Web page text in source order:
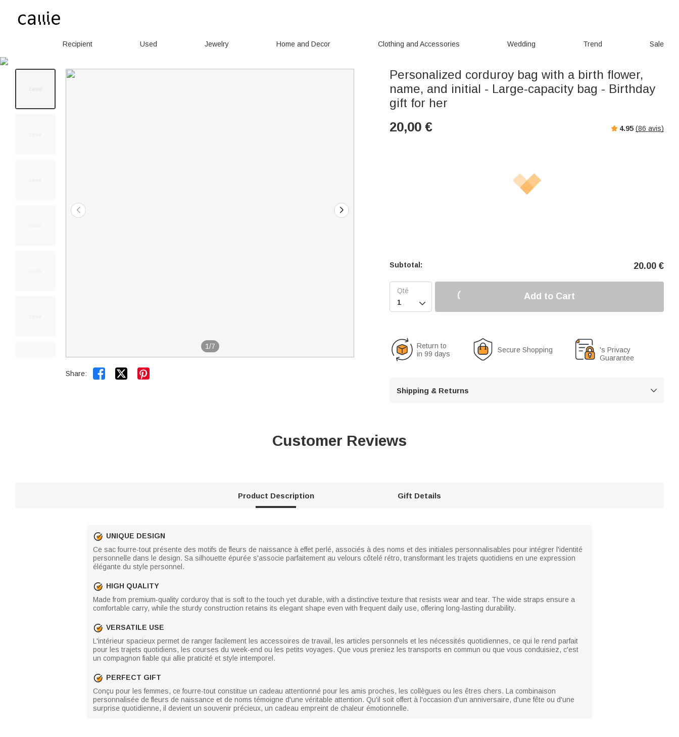
Recipient Used Jewelry Home and Decor Clothing and Accessories Wedding Trend Sale
1/7
Share:  
Personalized corduroy bag with a birth flower,
name, and initial - Large-capacity bag - Birthday
gift for her
20,00 € 4.95 (86 avis)
Subtotal: 20.00 €

Add to Cart
Return to
in 99 days
Secure Shopping
's Privacy
Guarantee
Shipping & Returns 
Customer Reviews
Product Description Gift Details
UNIQUE DESIGN
Ce sac fourre-tout présente des motifs de fleurs de naissance à effet perlé, associés à des noms et des initiales personnalisables pour intégrer l'identité
personnelle dans le design. Sa silhouette épurée s'associe parfaitement au velours côtelé rétro, transformant les trajets quotidiens en une expression
élégante du style personnel.
HIGH QUALITY
Made from premium-quality corduroy that is soft to the touch yet durable, with a distinctive texture that resists wear and tear. The wide straps ensure a
comfortable carry, while the sturdy construction retains its elegant shape even with frequent daily use, offering long-lasting durability.
VERSATILE USE
L'intérieur spacieux permet de ranger facilement les accessoires de travail, les articles personnels et les nécessités quotidiennes, ce qui le rend parfait
pour les trajets quotidiens, les courses du week-end ou les petits voyages. Que vous preniez les transports en commun ou que vous conduisiez, c'est
un compagnon fiable qui allie praticité et style intemporel.
PERFECT GIFT
Conçu pour les femmes, ce fourre-tout constitue un cadeau attentionné pour les amis proches, les collègues ou les êtres chers. La combinaison
personnalisée de fleurs de naissance et de noms témoigne d'une véritable attention. Qu'il soit offert à l'occasion d'un anniversaire, d'une fête ou d'une
surprise quotidienne, il devient un souvenir précieux, un cadeau empreint de chaleur émotionnelle.